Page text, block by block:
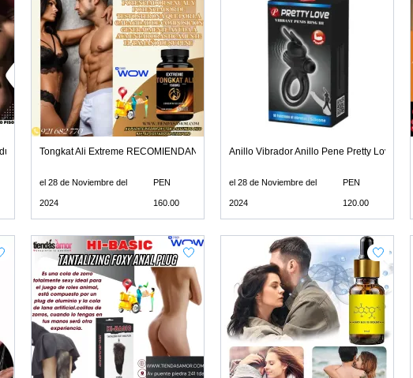
más tiempo de las relaciones sexuales
Tongkat Ali Extreme RECOMIENDAN POR LOS MUCHOS BENEFICIOS
el 28 de Noviembre del
2024
PEN
160.00
Anillo Vibrador Anillo Pene Pretty Love
el 28 de Noviembre del
2024
PEN
120.00